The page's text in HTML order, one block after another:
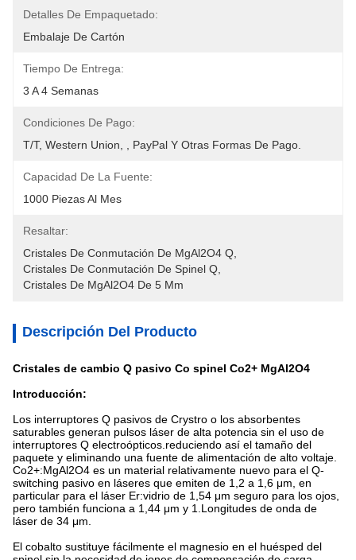
Detalles De Empaquetado:
Embalaje De Cartón
Tiempo De Entrega:
3 A 4 Semanas
Condiciones De Pago:
T/T, Western Union, , PayPal Y Otras Formas De Pago.
Capacidad De La Fuente:
1000 Piezas Al Mes
Resaltar:
Cristales De Conmutación De MgAl2O4 Q
Cristales De Conmutación De Spinel Q
Cristales De MgAl2O4 De 5 Mm
Descripción Del Producto
Cristales de cambio Q pasivo Co spinel Co2+ MgAl2O4
Introducción:
Los interruptores Q pasivos de Crystro o los absorbentes
saturables generan pulsos láser de alta potencia sin el uso de
interruptores Q electroópticos.reduciendo así el tamaño del
paquete y eliminando una fuente de alimentación de alto voltaje.
Co2+:MgAl2O4 es un material relativamente nuevo para el Q-
switching pasivo en láseres que emiten de 1,2 a 1,6 μm, en
particular para el láser Er:vidrio de 1,54 μm seguro para los ojos,
pero también funciona a 1,44 μm y 1.Longitudes de onda de
láser de 34 μm.
El cobalto sustituye fácilmente el magnesio en el huésped del